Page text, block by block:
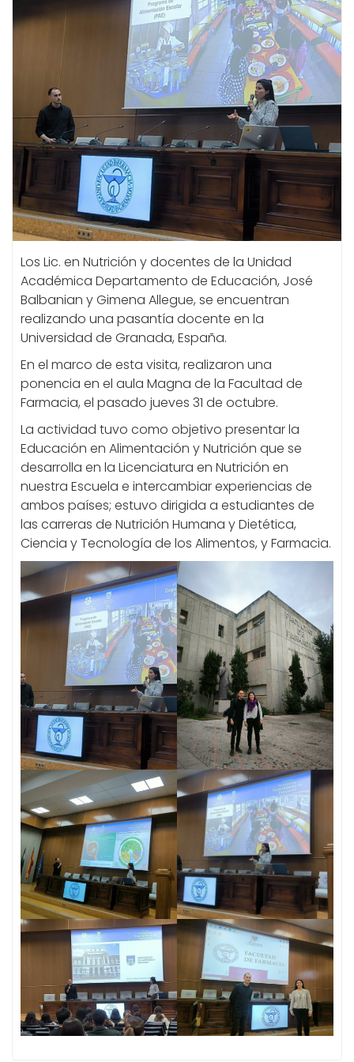
Los Lic. en Nutrición y docentes de la Unidad
Académica Departamento de Educación, José
Balbanian y Gimena Allegue, se encuentran
realizando una pasantía docente en la
Universidad de Granada, España.
En el marco de esta visita, realizaron una
ponencia en el aula Magna de la Facultad de
Farmacia, el pasado jueves 31 de octubre.
La actividad tuvo como objetivo presentar la
Educación en Alimentación y Nutrición que se
desarrolla en la Licenciatura en Nutrición en
nuestra Escuela e intercambiar experiencias de
ambos países; estuvo dirigida a estudiantes de
las carreras de Nutrición Humana y Dietética,
Ciencia y Tecnología de los Alimentos, y Farmacia.